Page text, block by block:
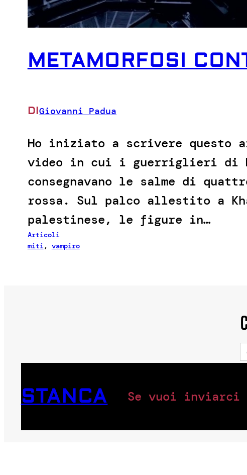
METAMORFOSI
DIGiovanni Padua
Ho iniziato a scrivere questo
video in cui i guerriglieri di
consegnavano le salme di
rossa. Sul palco allestito a
palestinese, le figure in…
Articoli
miti, vampiro
STANCA Se vuoi inviarci